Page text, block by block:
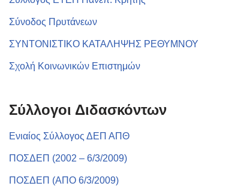
Σύνοδος Πρυτάνεων
ΣΥΝΤΟΝΙΣΤΙΚΟ ΚΑΤΑΛΗΨΗΣ ΡΕΘΥΜΝΟΥ
Σχολή Κοινωνικών Επιστημών
Σύλλογοι Διδασκόντων
Ενιαίος Σύλλογος ΔΕΠ ΑΠΘ
ΠΟΣΔΕΠ (2002 – 6/3/2009)
ΠΟΣΔΕΠ (ΑΠΟ 6/3/2009)